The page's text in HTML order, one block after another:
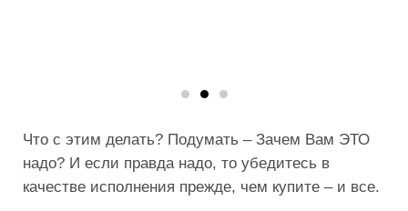
Что с этим делать? Подумать – Зачем Вам ЭТО
надо? И если правда надо, то убедитесь в
качестве исполнения прежде, чем купите – и все.